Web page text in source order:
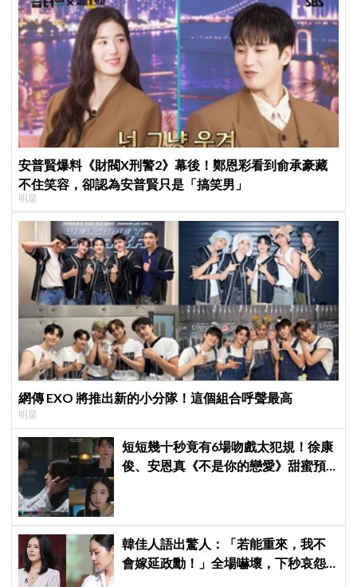
安普賢爆料《財閥X刑警2》幕後！鄭恩彩看到俞承豪藏
不住笑容，卻認為安普賢只是「搞笑男」
明星
網傳 EXO 將推出新的小分隊！這個組合呼聲最高
明星
短短幾十秒竟有6場吻戲太犯規！徐康
俊、安恩真《不是你的戀愛》甜蜜預
韓佳人語出驚人：「若能重來，我不
會嫁延政勳！」全場嚇壞，下秒哀怨